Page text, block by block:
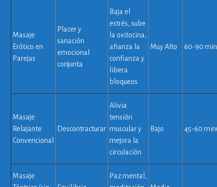
Masaje
Erótico en
Parejas
Placer y
sanación
emocional
conjunta
Baja el
estrés, sube
la oxitocina,
afianza la
confianza y
libera
bloqueos
Muy Alto 60-90
Masaje
Relajante
Convencional
Descontracturar
Alivia
tensión
muscular y
mejora la
circulación
Bajo 45-60
Masaje
Paz mental,